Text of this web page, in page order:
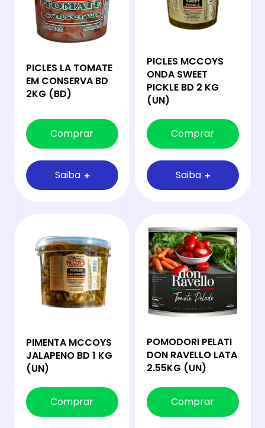
PICLES LA TOMATE
EM CONSERVA BD
2KG (BD)
Comprar
Saiba
PICLES MCCOYS
ONDA SWEET
PICKLE BD 2 KG
(UN)
Comprar
Saiba
PIMENTA MCCOYS
JALAPENO BD 1 KG
(UN)
Comprar
POMODORI PELATI
DON RAVELLO LATA
2.55KG (UN)
Comprar